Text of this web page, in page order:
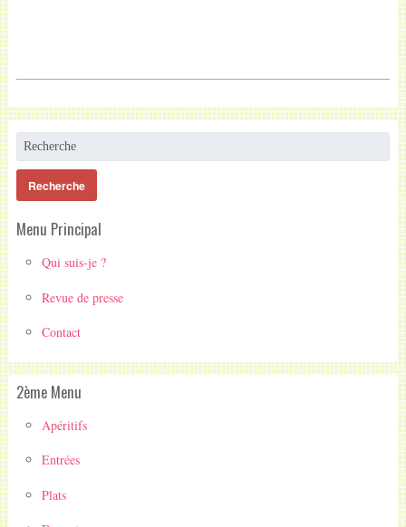
Menu Principal
Qui suis-je ?
Revue de presse
Contact
2ème Menu
Apéritifs
Entrées
Plats